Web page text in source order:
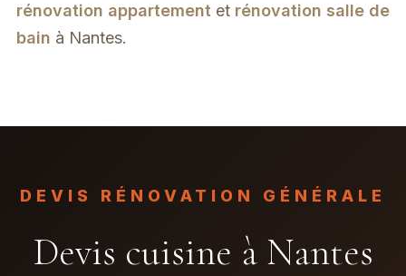
rénovation appartement et rénovation salle de
bain à Nantes.
DEVIS RÉNOVATION GÉNÉRALE
Devis cuisine à Nantes